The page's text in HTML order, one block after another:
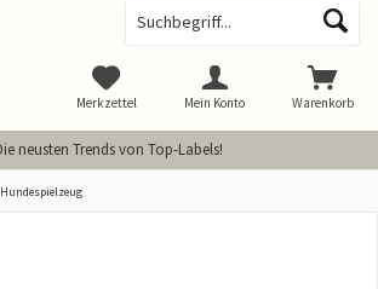
neusten Trends von Top-Labels!
Warenkorb
Merkzettel Mein Konto
Hundespielzeug